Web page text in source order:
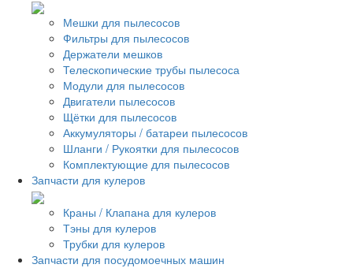
Мешки для пылесосов
Фильтры для пылесосов
Держатели мешков
Телескопические трубы пылесоса
Модули для пылесосов
Двигатели пылесосов
Щётки для пылесосов
Аккумуляторы / батареи пылесосов
Шланги / Рукоятки для пылесосов
Комплектующие для пылесосов
Запчасти для кулеров
Краны / Клапана для кулеров
Тэны для кулеров
Трубки для кулеров
Запчасти для посудомоечных машин